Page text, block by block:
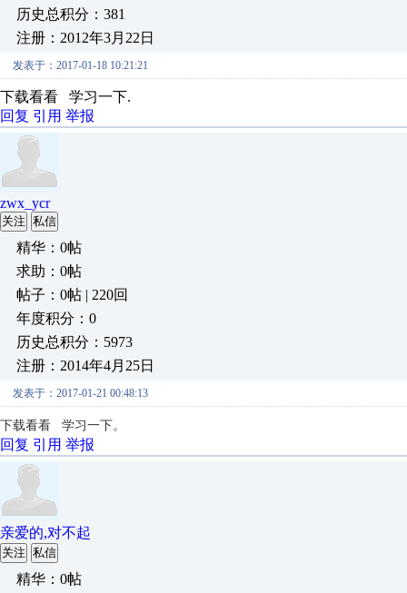
历史总积分：381
注册：2012年3月22日
发表于：2017-01-18 10:21:21
下载看看 学习一下.
回复 引用 举报
zwx_ycr
关注 私信
精华：0帖
求助：0帖
帖子：0帖 | 220回
年度积分：0
历史总积分：5973
注册：2014年4月25日
发表于：2017-01-21 00:48:13
下载看看 学习一下。
回复 引用 举报
亲爱的,对不起
关注 私信
精华：0帖